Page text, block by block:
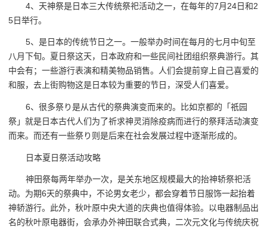
4、天神祭是日本三大传统祭祀活动之一，在每年的7月24日和2
5日举行。
5、是日本的传统节日之一。一般举办时间在每月的七月中旬至
八月下旬。夏日祭这天，日本政府和一些民间社团组织祭典游行。其
中会有；一些游行表演和精美物品销售。人们会提前穿上自己喜爱的
和服，去上街购物这是日本较为重要的节日，深受人们喜爱。
6、很多祭り是从古代的祭典演变而来的。比如京都的「祇园
祭」就是日本古代人们为了祈求神灵消除疫病而进行的祭拜活动演变
而来。而还有一些祭り则是后来在社会发展过程中逐渐形成的。
日本夏日祭活动攻略
神田祭每两年举办一次，是关东地区规模最大的抬神轿祭祀活
动。为期6天的祭典中，不论男女老少，都会穿着节日服饰一起抬着
神轿游行。此外，秋叶原中央大道的庆典也值得体验。以电器制品出
名的秋叶原电器街，会承办外神田联合式典，二次元文化与传统庆祝